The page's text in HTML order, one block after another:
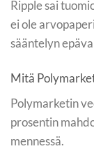
Ripple sai
ei ole
sääntelyn
Mitä
Polymarketin
prosentin
mennessä.